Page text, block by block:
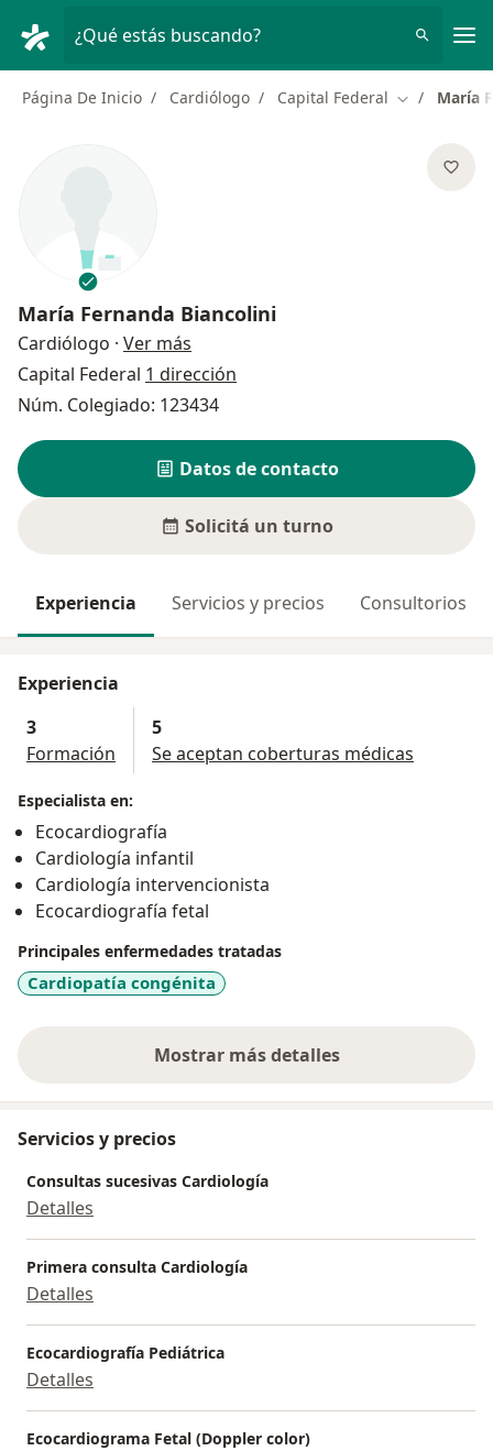
¿Qué estás buscando?
Página De Inicio Cardiólogo Capital Federal Cambiar de
María
María Fernanda Biancolini
Cardiólogo · Ver más
Capital Federal 1 dirección
Núm. Colegiado: 123434
Datos de contacto
Solicitá un turno
Experiencia Servicios y precios Consultorios
Experiencia
3
Formación
5
Se aceptan coberturas médicas
Especialista en:
Ecocardiografía
Cardiología infantil
Cardiología intervencionista
Ecocardiografía fetal
Principales enfermedades tratadas
Cardiopatía congénita
Mostrar más detalles
sobre la experiencia
Servicios y precios
Consultas sucesivas Cardiología
Detalles
Primera consulta Cardiología
Detalles
Ecocardiografía Pediátrica
Detalles
Ecocardiograma Fetal (Doppler color)